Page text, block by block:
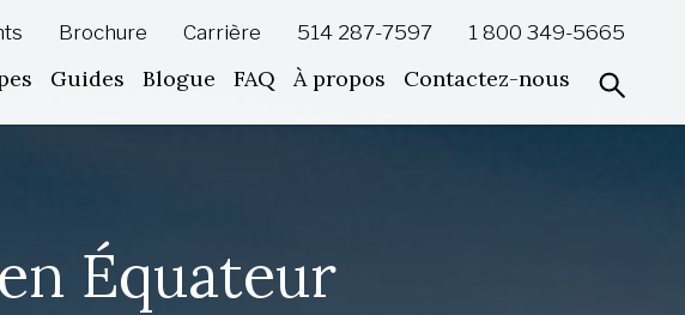
Brochure Carrière 514 287-7597 1 800 349-5665
Guides Blogue FAQ À propos Contactez-nous
Équateur